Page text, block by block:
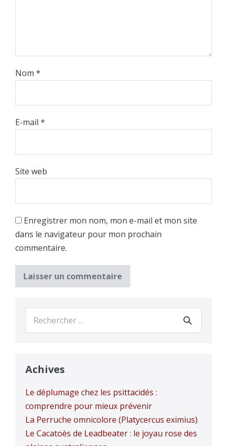
Nom *
E-mail *
Site web
Enregistrer mon nom, mon e-mail et mon site
dans le navigateur pour mon prochain
commentaire.
pour :
Achives
Le déplumage chez les psittacidés :
comprendre pour mieux prévenir
La Perruche omnicolore (Platycercus eximius)
Le Cacatoès de Leadbeater : le joyau rose des